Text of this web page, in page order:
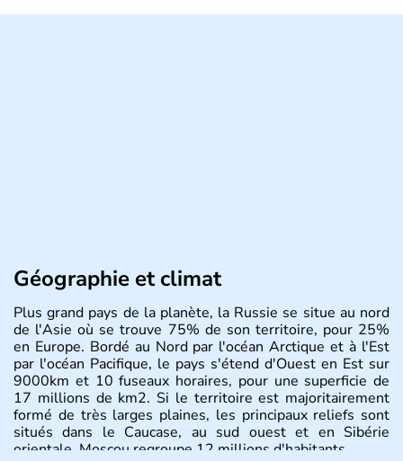
Géographie et climat
Plus grand pays de la planète, la Russie se situe au nord
de l'Asie où se trouve 75% de son territoire, pour 25%
en Europe. Bordé au Nord par l'océan Arctique et à l'Est
par l'océan Pacifique, le pays s'étend d'Ouest en Est sur
9000km et 10 fuseaux horaires, pour une superficie de
17 millions de km2. Si le territoire est majoritairement
formé de très larges plaines, les principaux reliefs sont
situés dans le Caucase, au sud ouest et en Sibérie
orientale. Moscou regroupe 12 millions d'habitants.